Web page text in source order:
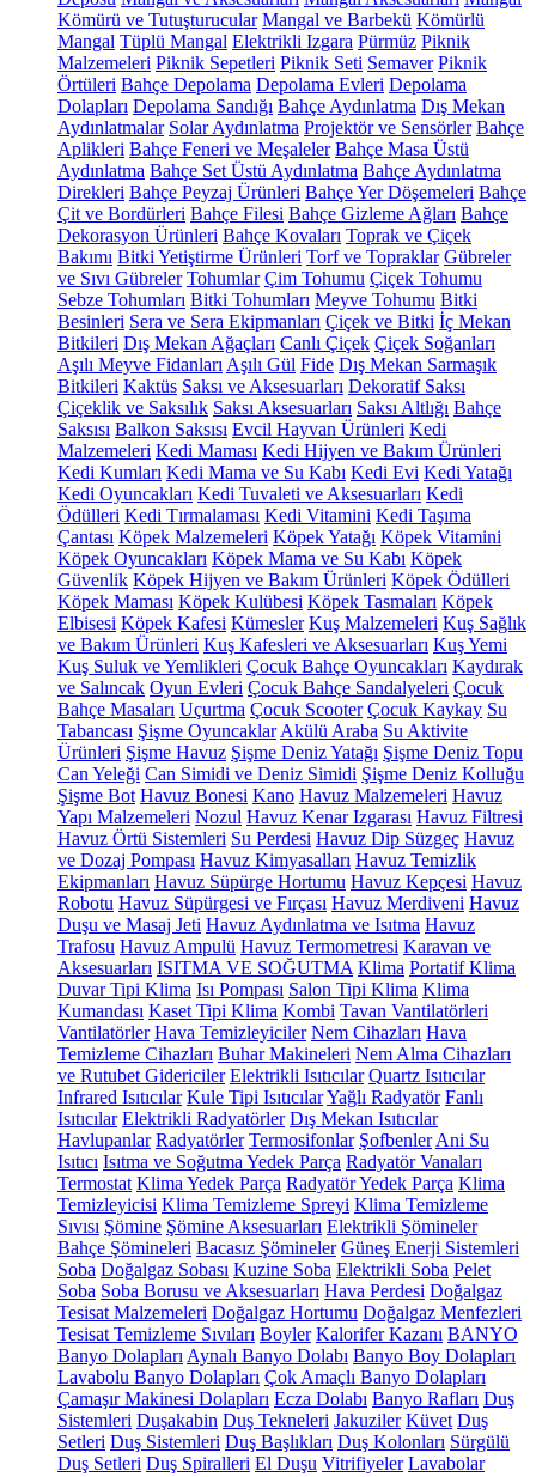
Kömürü ve Tutuşturucular Mangal ve Barbekü Kömürlü
Mangal Tüplü Mangal Elektrikli Izgara Pürmüz Piknik
Malzemeleri Piknik Sepetleri Piknik Seti Semaver Piknik
Örtüleri Bahçe Depolama Depolama Evleri Depolama
Dolapları Depolama Sandığı Bahçe Aydınlatma Dış Mekan
Aydınlatmalar Solar Aydınlatma Projektör ve Sensörler Bahçe
Aplikleri Bahçe Feneri ve Meşaleler Bahçe Masa Üstü
Aydınlatma Bahçe Set Üstü Aydınlatma Bahçe Aydınlatma
Direkleri Bahçe Peyzaj Ürünleri Bahçe Yer Döşemeleri Bahçe
Çit ve Bordürleri Bahçe Filesi Bahçe Gizleme Ağları Bahçe
Dekorasyon Ürünleri Bahçe Kovaları Toprak ve Çiçek
Bakımı Bitki Yetiştirme Ürünleri Torf ve Topraklar Gübreler
ve Sıvı Gübreler Tohumlar Çim Tohumu Çiçek Tohumu
Sebze Tohumları Bitki Tohumları Meyve Tohumu Bitki
Besinleri Sera ve Sera Ekipmanları Çiçek ve Bitki İç Mekan
Bitkileri Dış Mekan Ağaçları Canlı Çiçek Çiçek Soğanları
Aşılı Meyve Fidanları Aşılı Gül Fide Dış Mekan Sarmaşık
Bitkileri Kaktüs Saksı ve Aksesuarları Dekoratif Saksı
Çiçeklik ve Saksılık Saksı Aksesuarları Saksı Altlığı Bahçe
Saksısı Balkon Saksısı Evcil Hayvan Ürünleri Kedi
Malzemeleri Kedi Maması Kedi Hijyen ve Bakım Ürünleri
Kedi Kumları Kedi Mama ve Su Kabı Kedi Evi Kedi Yatağı
Kedi Oyuncakları Kedi Tuvaleti ve Aksesuarları Kedi
Ödülleri Kedi Tırmalaması Kedi Vitamini Kedi Taşıma
Çantası Köpek Malzemeleri Köpek Yatağı Köpek Vitamini
Köpek Oyuncakları Köpek Mama ve Su Kabı Köpek
Güvenlik Köpek Hijyen ve Bakım Ürünleri Köpek Ödülleri
Köpek Maması Köpek Kulübesi Köpek Tasmaları Köpek
Elbisesi Köpek Kafesi Kümesler Kuş Malzemeleri Kuş Sağlık
ve Bakım Ürünleri Kuş Kafesleri ve Aksesuarları Kuş Yemi
Kuş Suluk ve Yemlikleri Çocuk Bahçe Oyuncakları Kaydırak
ve Salıncak Oyun Evleri Çocuk Bahçe Sandalyeleri Çocuk
Bahçe Masaları Uçurtma Çocuk Scooter Çocuk Kaykay Su
Tabancası Şişme Oyuncaklar Akülü Araba Su Aktivite
Ürünleri Şişme Havuz Şişme Deniz Yatağı Şişme Deniz Topu
Can Yeleği Can Simidi ve Deniz Simidi Şişme Deniz Kolluğu
Şişme Bot Havuz Bonesi Kano Havuz Malzemeleri Havuz
Yapı Malzemeleri Nozul Havuz Kenar Izgarası Havuz Filtresi
Havuz Örtü Sistemleri Su Perdesi Havuz Dip Süzgeç Havuz
ve Dozaj Pompası Havuz Kimyasalları Havuz Temizlik
Ekipmanları Havuz Süpürge Hortumu Havuz Kepçesi Havuz
Robotu Havuz Süpürgesi ve Fırçası Havuz Merdiveni Havuz
Duşu ve Masaj Jeti Havuz Aydınlatma ve Isıtma Havuz
Trafosu Havuz Ampulü Havuz Termometresi Karavan ve
Aksesuarları ISITMA VE SOĞUTMA Klima Portatif Klima
Duvar Tipi Klima Isı Pompası Salon Tipi Klima Klima
Kumandası Kaset Tipi Klima Kombi Tavan Vantilatörleri
Vantilatörler Hava Temizleyiciler Nem Cihazları Hava
Temizleme Cihazları Buhar Makineleri Nem Alma Cihazları
ve Rutubet Gidericiler Elektrikli Isıtıcılar Quartz Isıtıcılar
Infrared Isıtıcılar Kule Tipi IsıtıcılarYağlı Radyatör Fanlı
Isıtıcılar Elektrikli Radyatörler Dış Mekan Isıtıcılar
Havlupanlar Radyatörler Termosifonlar Şofbenler Ani Su
Isıtıcı Isıtma ve Soğutma Yedek Parça Radyatör Vanaları
Termostat Klima Yedek Parça Radyatör Yedek Parça Klima
Temizleyicisi Klima Temizleme Spreyi Klima Temizleme
Sıvısı Şömine Şömine Aksesuarları Elektrikli Şömineler
Bahçe Şömineleri Bacasız Şömineler Güneş Enerji Sistemleri
Soba Doğalgaz Sobası Kuzine Soba Elektrikli Soba Pelet
Soba Soba Borusu ve Aksesuarları Hava Perdesi Doğalgaz
Tesisat Malzemeleri Doğalgaz Hortumu Doğalgaz Menfezleri
Tesisat Temizleme Sıvıları Boyler Kalorifer Kazanı BANYO
Banyo Dolapları Aynalı Banyo Dolabı Banyo Boy Dolapları
Lavabolu Banyo Dolapları Çok Amaçlı Banyo Dolapları
Çamaşır Makinesi Dolapları Ecza Dolabı Banyo Rafları Duş
Sistemleri Duşakabin Duş Tekneleri Jakuziler Küvet Duş
Setleri Duş Sistemleri Duş Başlıkları Duş Kolonları Sürgülü
Duş Setleri Duş Spiralleri El Duşu Vitrifiyeler Lavabolar